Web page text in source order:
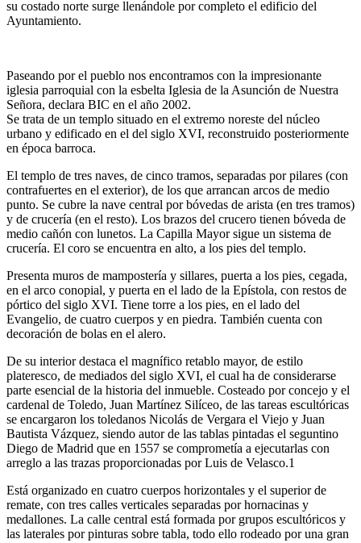
su costado norte surge llenándole por completo el edificio del
Ayuntamiento.
Paseando por el pueblo nos encontramos con la impresionante
iglesia parroquial con la esbelta Iglesia de la Asunción de Nuestra
Señora, declara BIC en el año 2002.
Se trata de un templo situado en el extremo noreste del núcleo
urbano y edificado en el del siglo XVI, reconstruido posteriormente
en época barroca.
El templo de tres naves, de cinco tramos, separadas por pilares (con
contrafuertes en el exterior), de los que arrancan arcos de medio
punto. Se cubre la nave central por bóvedas de arista (en tres tramos)
y de crucería (en el resto). Los brazos del crucero tienen bóveda de
medio cañón con lunetos. La Capilla Mayor sigue un sistema de
crucería. El coro se encuentra en alto, a los pies del templo.
Presenta muros de mampostería y sillares, puerta a los pies, cegada,
en el arco conopial, y puerta en el lado de la Epístola, con restos de
pórtico del siglo XVI. Tiene torre a los pies, en el lado del
Evangelio, de cuatro cuerpos y en piedra. También cuenta con
decoración de bolas en el alero.
De su interior destaca el magnífico retablo mayor, de estilo
plateresco, de mediados del siglo XVI, el cual ha de considerarse
parte esencial de la historia del inmueble. Costeado por concejo y el
cardenal de Toledo, Juan Martínez Silíceo, de las tareas escultóricas
se encargaron los toledanos Nicolás de Vergara el Viejo y Juan
Bautista Vázquez, siendo autor de las tablas pintadas el seguntino
Diego de Madrid que en 1557 se comprometía a ejecutarlas con
arreglo a las trazas proporcionadas por Luis de Velasco.1
Está organizado en cuatro cuerpos horizontales y el superior de
remate, con tres calles verticales separadas por hornacinas y
medallones. La calle central está formada por grupos escultóricos y
las laterales por pinturas sobre tabla, todo ello rodeado por una gran